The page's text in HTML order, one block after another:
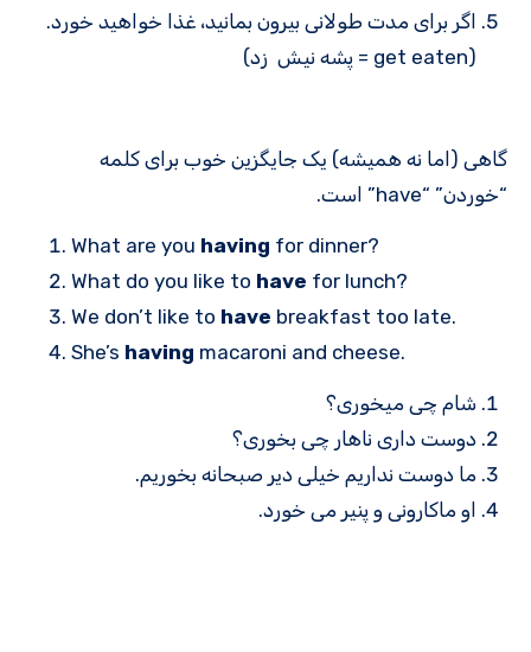
اگر برای مدت طولانی بیرون بمانید، غذا خواهید خورد.
(get eaten = پشه نیش زد)
گاهی (اما نه همیشه) یک جایگزین خوب برای کلمه
“خوردن” “have” است.
What are you having for dinner?
What do you like to have for lunch?
We don’t like to have breakfast too late.
She’s having macaroni and cheese.
شام چی میخوری؟
دوست داری ناهار چی بخوری؟
ما دوست نداریم خیلی دیر صبحانه بخوریم.
او ماکارونی و پنیر می خورد.